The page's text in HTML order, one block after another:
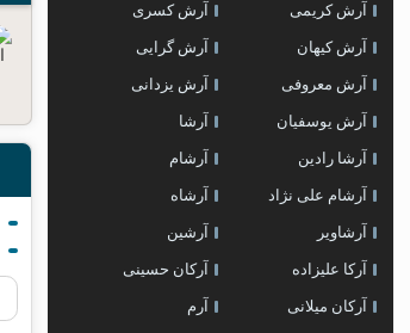
آرش کریمی آرش کسری
آرش کیهان آرش گرایی
آرش معروفی آرش یزدانی
آرش یوسفیان آرشا
آرشا رادین آرشام
آرشام علی نژاد آرشاه
آرشاویر آرشین
آرکا علیزاده آرکان حسینی
آرکان میلانی آرم